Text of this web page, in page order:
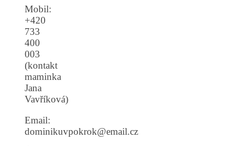
Mobil:
+420
733
400
003
(kontakt
maminka
Jana
Vavříková)
Email:
dominikuvpokrok@email.cz